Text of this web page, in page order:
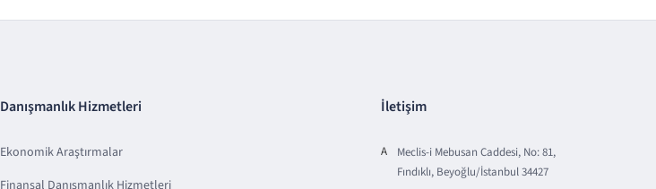
Danışmanlık Hizmetleri
Ekonomik Araştırmalar
Finansal Danışmanlık Hizmetleri
İletişim
A
Meclis-i Mebusan Caddesi, No: 81,
Fındıklı, Beyoğlu/İstanbul 34427